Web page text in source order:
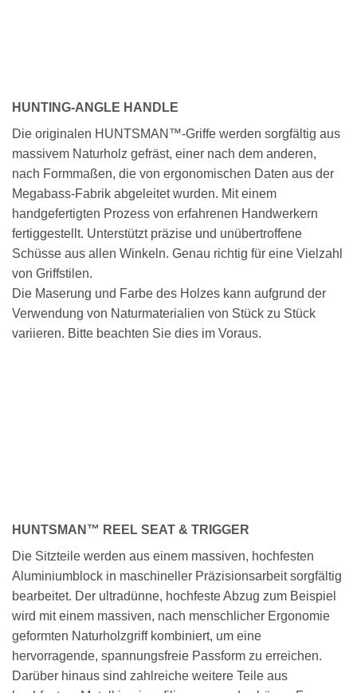
HUNTING-ANGLE HANDLE
Die originalen HUNTSMAN™-Griffe werden sorgfältig aus
massivem Naturholz gefräst, einer nach dem anderen,
nach Formmaßen, die von ergonomischen Daten aus der
Megabass-Fabrik abgeleitet wurden. Mit einem
handgefertigten Prozess von erfahrenen Handwerkern
fertiggestellt. Unterstützt präzise und unübertroffene
Schüsse aus allen Winkeln. Genau richtig für eine Vielzahl
von Griffstilen.
Die Maserung und Farbe des Holzes kann aufgrund der
Verwendung von Naturmaterialien von Stück zu Stück
variieren. Bitte beachten Sie dies im Voraus.
HUNTSMAN™ REEL SEAT & TRIGGER
Die Sitzteile werden aus einem massiven, hochfesten
Aluminiumblock in maschineller Präzisionsarbeit sorgfältig
bearbeitet. Der ultradünne, hochfeste Abzug zum Beispiel
wird mit einem massiven, nach menschlicher Ergonomie
geformten Naturholzgriff kombiniert, um eine
hervorragende, spannungsfreie Passform zu erreichen.
Darüber hinaus sind zahlreiche weitere Teile aus